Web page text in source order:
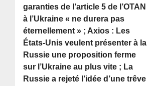
garanties de l’article 5 de l’OTAN
à l’Ukraine « ne durera pas
éternellement » ; Axios : Les
États-Unis veulent présenter à la
Russie une proposition ferme
sur l’Ukraine au plus vite ; La
Russie a rejeté l’idée d’une trêve